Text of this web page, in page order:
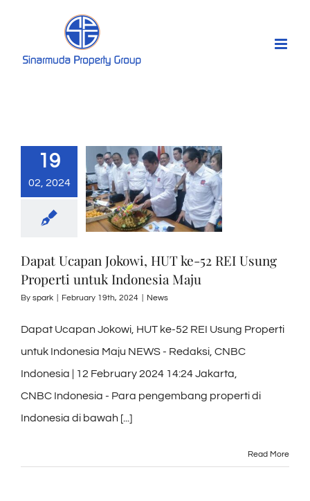
content
19
02, 2024
Dapat Ucapan Jokowi, HUT ke-52 REI Usung
Properti untuk Indonesia Maju
By spark February 19th, 2024 News
Dapat Ucapan Jokowi, HUT ke-52 REI Usung Properti
untuk Indonesia Maju NEWS - Redaksi, CNBC
Indonesia | 12 February 2024 14:24 Jakarta,
CNBC Indonesia - Para pengembang properti di
Indonesia di bawah [...]
Read More